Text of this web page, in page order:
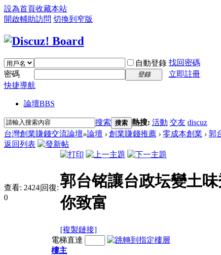
設為首頁收藏本站
開啟輔助訪問 切換到窄版
自動登錄 找回密碼
密碼
登錄
立即註冊
快捷導航
論壇BBS
搜索 搜索 熱搜: 活動 交友 discuz
台灣創業賺錢交流論壇»論壇 › 創業賺錢推薦 › 零成本創業 › 郭
返回列表
查看: 2424|回復:
0
郭台铭讓台政坛變土
你致富
[複製鏈接]
電梯直達
樓主